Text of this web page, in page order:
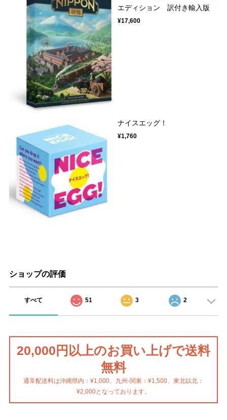
エディション 訳付き輸入版
¥17,600
ナイスエッグ！
¥1,760
ショップの評価
すべて 51 3 2
20,000円以上のお買い上げで送料
無料
通常配送料は沖縄県内：¥1,000、九州-関東：¥1,500、東北以北：
¥2,000となっております。